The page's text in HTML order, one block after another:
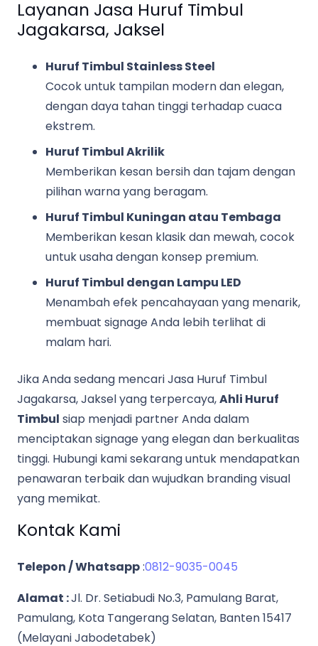
Layanan Jasa Huruf Timbul
Jagakarsa, Jaksel
Huruf Timbul Stainless Steel
Cocok untuk tampilan modern dan elegan,
dengan daya tahan tinggi terhadap cuaca
ekstrem.
Huruf Timbul Akrilik
Memberikan kesan bersih dan tajam dengan
pilihan warna yang beragam.
Huruf Timbul Kuningan atau Tembaga
Memberikan kesan klasik dan mewah, cocok
untuk usaha dengan konsep premium.
Huruf Timbul dengan Lampu LED
Menambah efek pencahayaan yang menarik,
membuat signage Anda lebih terlihat di
malam hari.
Jika Anda sedang mencari Jasa Huruf Timbul
Jagakarsa, Jaksel yang terpercaya,Ahli Huruf
Timbul siap menjadi partner Anda dalam
menciptakan signage yang elegan dan berkualitas
tinggi. Hubungi kami sekarang untuk mendapatkan
penawaran terbaik dan wujudkan branding visual
yang memikat.
Kontak Kami
Telepon / Whatsapp:0812-9035-0045
Alamat :Jl. Dr. Setiabudi No.3, Pamulang Barat,
Pamulang, Kota Tangerang Selatan, Banten 15417
(Melayani Jabodetabek)